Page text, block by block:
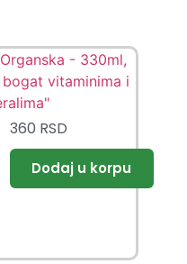
360 RSD